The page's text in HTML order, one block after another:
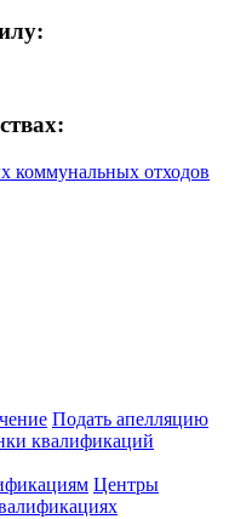
коммунальных отходов
Подать апелляцию
квалификаций
Центры